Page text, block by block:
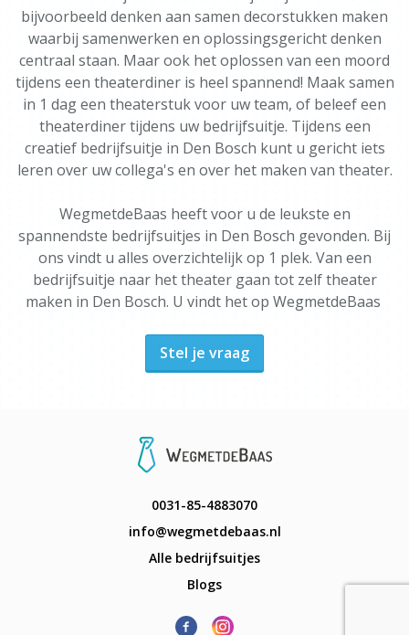
bijvoorbeeld denken aan samen decorstukken maken
waarbij samenwerken en oplossingsgericht denken
centraal staan. Maar ook het oplossen van een moord
tijdens een theaterdiner is heel spannend! Maak samen
in 1 dag een theaterstuk voor uw team, of beleef een
theaterdiner tijdens uw bedrijfsuitje. Tijdens een
creatief bedrijfsuitje in Den Bosch kunt u gericht iets
leren over uw collega's en over het maken van theater.
WegmetdeBaas heeft voor u de leukste en
spannendste bedrijfsuitjes in Den Bosch gevonden. Bij
ons vindt u alles overzichtelijk op 1 plek. Van een
bedrijfsuitje naar het theater gaan tot zelf theater
maken in Den Bosch. U vindt het op WegmetdeBaas
Stel je vraag
0031-85-4883070
info@wegmetdebaas.nl
Alle bedrijfsuitjes
Blogs